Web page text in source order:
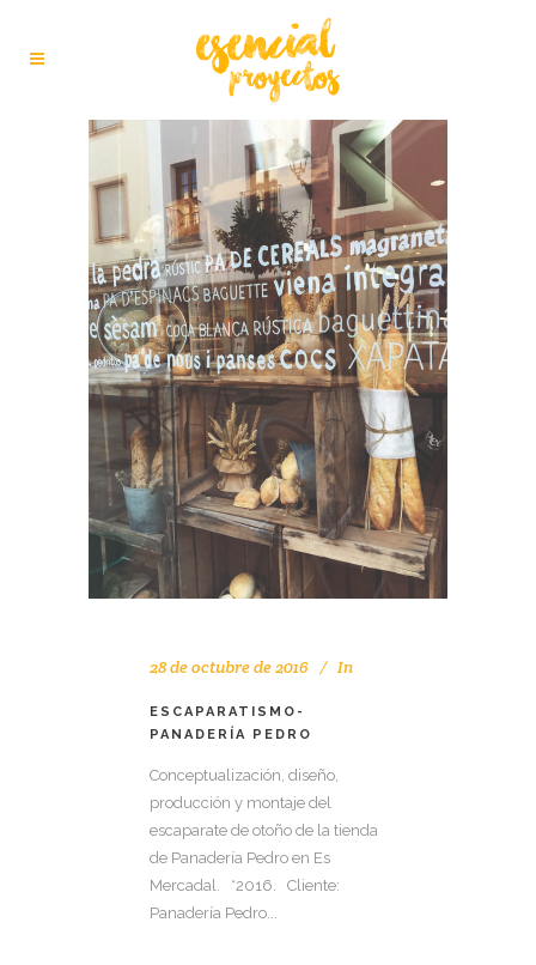
28 de octubre de 2016 In
ESCAPARATISMO-
PANADERÍA PEDRO
Conceptualización, diseño,
producción y montaje del
escaparate de otoño de la tienda
de Panadería Pedro en Es
Mercadal. *2016. Cliente:
Panadería Pedro...